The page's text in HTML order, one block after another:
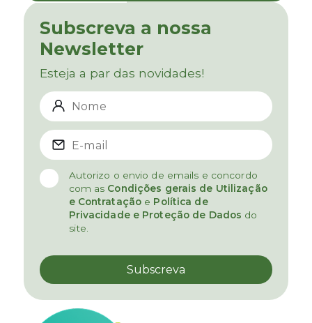
Subscreva a nossa
Newsletter
Esteja a par das novidades!
Autorizo o envio de emails e concordo
com as Condições gerais de Utilização
e Contratação e Política de
Privacidade e Proteção de Dados do
site.